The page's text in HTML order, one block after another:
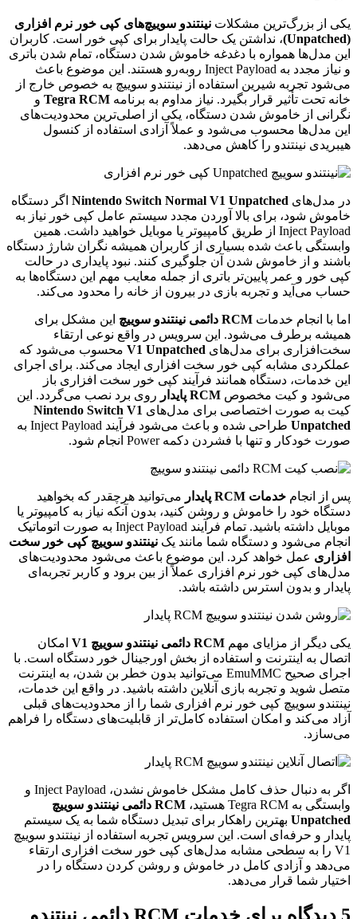
یکی از بزرگ‌ترین مشکلات نینتندو سوییچ‌های کپی خور نرم افزاری
(Unpatched)
، نداشتن یک حالت پایدار برای کپی خور است. کاربران
این مدل‌ها همواره با دغدغه خاموش شدن دستگاه، تمام شدن باتری
و نیاز مجدد به Inject Payload روبه‌رو هستند. این موضوع باعث
می‌شود تجربه شیرین استفاده از نینتندو سوییچ به خصوص خارج از
خانه تحت تأثیر قرار بگیرد. نیاز مداوم به برنامه Tegra RCM و
نگرانی از خاموش شدن دستگاه، یکی از اصلی‌ترین محدودیت‌های
این مدل‌ها محسوب می‌شود و عملاً آزادی استفاده از کنسول
هیبریدی نینتندو را کاهش می‌دهد.
در مدل‌های Nintendo Switch Normal V1 Unpatched اگر دستگاه
خاموش شود، برای بالا آوردن مجدد سیستم عامل کپی خور نیاز به
Inject Payload از طریق کامپیوتر یا موبایل خواهید داشت. همین
وابستگی باعث شده بسیاری از کاربران همیشه نگران شارژ دستگاه
باشند و از خاموش شدن آن جلوگیری کنند. نبود پایداری در حالت
کپی خور و عمر پایین‌تر باتری از جمله معایب مهم این دستگاه‌ها به
حساب می‌آید و تجربه بازی در بیرون از خانه را محدود می‌کند.
اما با انجام خدمات RCM دائمی نینتندو سوییچ
این مشکل برای
همیشه برطرف می‌شود. این سرویس در واقع نوعی ارتقاء
سخت‌افزاری برای مدل‌های V1 Unpatched محسوب می‌شود که
عملکردی مشابه کپی خور سخت افزاری ایجاد می‌کند. برای اجرای
این خدمات، دستگاه همانند فرآیند کپی خور سخت افزاری باز
می‌شود و کیت مخصوص RCM پایدار
روی برد نصب می‌گردد. این
کیت به صورت اختصاصی برای مدل‌های Nintendo Switch V1
Unpatched
طراحی شده و باعث می‌شود فرآیند Inject Payload به
صورت خودکار و تنها با فشردن دکمه Power انجام شود.
پس از انجام خدمات RCM پایدار
می‌توانید هرچقدر که بخواهید
دستگاه خود را خاموش و روشن کنید، بدون آنکه نیاز به کامپیوتر یا
موبایل داشته باشید. تمام فرآیند Inject Payload به صورت اتوماتیک
انجام می‌شود و دستگاه شما مانند یک نینتندو سوییچ کپی خور سخت
افزاری عمل خواهد کرد. این موضوع باعث می‌شود محدودیت‌های
مدل‌های کپی خور نرم افزاری عملاً از بین برود و کاربر تجربه‌ای
پایدار و بدون استرس داشته باشد.
یکی دیگر از مزایای مهم RCM دائمی نینتندو سوییچ V1
امکان
اتصال به اینترنت و استفاده از بخش اورجینال خور دستگاه است. با
اجرای صحیح EmuMMC می‌توانید بدون خطر بن شدن، به اینترنت
متصل شوید و تجربه بازی آنلاین داشته باشید. در واقع این خدمات،
نینتندو سوییچ کپی خور نرم افزاری شما را از محدودیت‌های قبلی
آزاد می‌کند و امکان استفاده کامل‌تر از قابلیت‌های دستگاه را فراهم
می‌سازد.
اگر به دنبال حذف کامل مشکل خاموش نشدن، Inject Payload و
وابستگی به Tegra RCM هستید،
RCM دائمی نینتندو سوییچ
Unpatched بهترین راهکار برای تبدیل دستگاه شما به یک سیستم
پایدار و حرفه‌ای است. این سرویس تجربه استفاده از نینتندو سوییچ
V1 را به سطحی مشابه مدل‌های کپی خور سخت افزاری ارتقاء
می‌دهد و آزادی کامل در خاموش و روشن کردن دستگاه را در
اختیار شما قرار می‌دهد.
5 دیدگاه برای خدمات RCM دائمی نینتندو